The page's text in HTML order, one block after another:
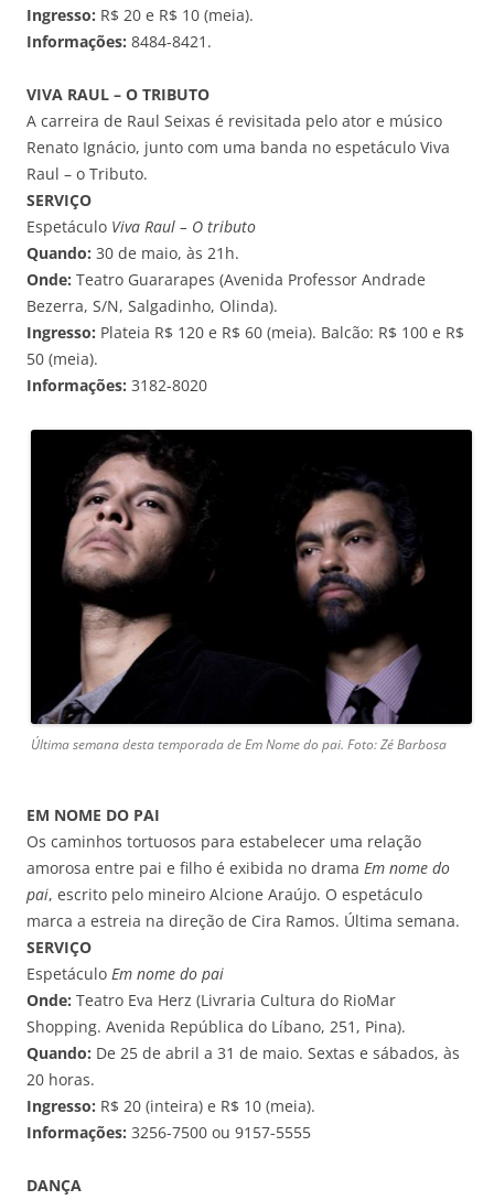
Ingresso: R$ 20 e R$ 10 (meia).
Informações: 8484-8421.
VIVA RAUL – O TRIBUTO
A carreira de Raul Seixas é revisitada pelo ator e músico
Renato Ignácio, junto com uma banda no espetáculo Viva
Raul – o Tributo.
SERVIÇO
Espetáculo Viva Raul – O tributo
Quando: 30 de maio, às 21h.
Onde: Teatro Guararapes (Avenida Professor Andrade
Bezerra, S/N, Salgadinho, Olinda).
Ingresso: Plateia R$ 120 e R$ 60 (meia). Balcão: R$ 100 e R$
50 (meia).
Informações: 3182-8020
Última semana desta temporada de Em Nome do pai. Foto: Zé Barbosa
EM NOME DO PAI
Os caminhos tortuosos para estabelecer uma relação
amorosa entre pai e filho é exibida no drama Em nome do
pai, escrito pelo mineiro Alcione Araújo. O espetáculo
marca a estreia na direção de Cira Ramos. Última semana.
SERVIÇO
Espetáculo Em nome do pai
Onde: Teatro Eva Herz (Livraria Cultura do RioMar
Shopping. Avenida República do Líbano, 251, Pina).
Quando: De 25 de abril a 31 de maio. Sextas e sábados, às
20 horas.
Ingresso: R$ 20 (inteira) e R$ 10 (meia).
Informações: 3256-7500 ou 9157-5555
DANÇA